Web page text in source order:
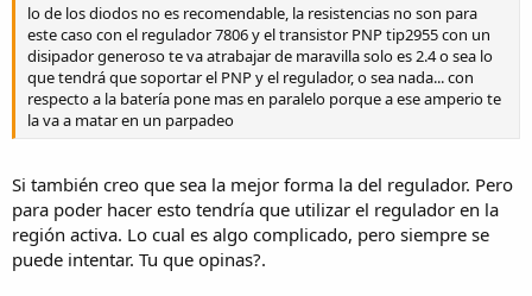
lo de los diodos no es recomendable, la resistencias no son para
este caso con el regulador 7806 y el transistor PNP tip2955 con un
disipador generoso te va atrabajar de maravilla solo es 2.4 o sea lo
que tendrá que soportar el PNP y el regulador, o sea nada... con
respecto a la batería pone mas en paralelo porque a ese amperio te
la va a matar en un parpadeo
Si también creo que sea la mejor forma la del regulador. Pero
para poder hacer esto tendría que utilizar el regulador en la
región activa. Lo cual es algo complicado, pero siempre se
puede intentar. Tu que opinas?.